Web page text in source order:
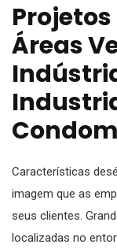
Áreas
Características
imagem que as
seus clientes.
localizadas no